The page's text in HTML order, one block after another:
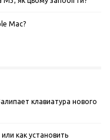
Mac?
клавиатура нового
как установить